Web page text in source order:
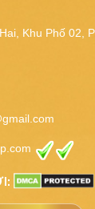
Khu Phố 02,